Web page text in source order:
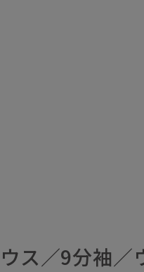
ス／9分袖／